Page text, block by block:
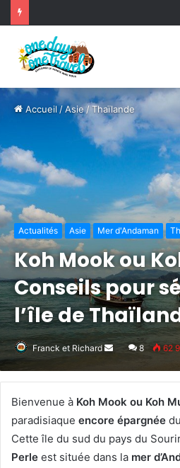
Accueil /Asie/Thaïlande
Actualités Asie Mer d'Andaman
Koh Mook ou
Conseils pour
l’île de
Franck et Richard
Envoyer
courriel
8 62
Bienvenue à Koh Mook ou Koh
paradisiaque encore épargnée
Cette île du sud du pays du
Perle est située dans la mer